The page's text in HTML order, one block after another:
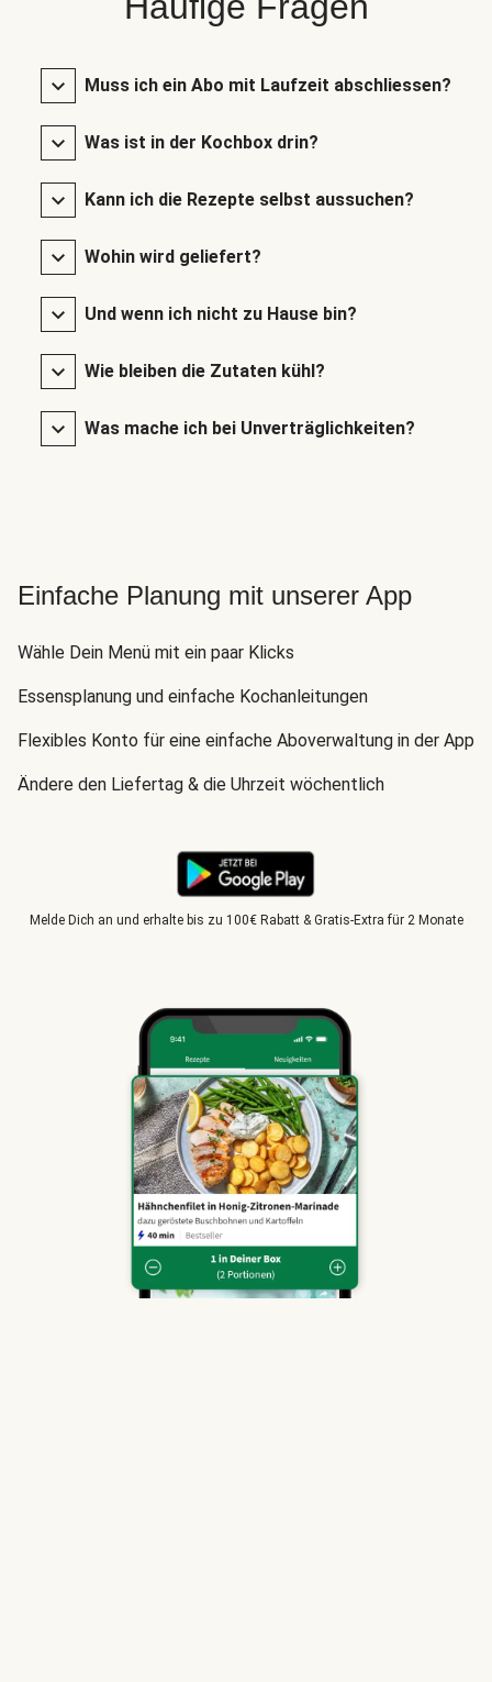
Muss ich ein Abo mit Laufzeit abschliessen?
Was ist in der Kochbox drin?
Kann ich die Rezepte selbst aussuchen?
Wohin wird geliefert?
Und wenn ich nicht zu Hause bin?
Wie bleiben die Zutaten kühl?
Was mache ich bei Unverträglichkeiten?
Einfache Planung mit unserer App
Wähle Dein Menü mit ein paar Klicks
Essensplanung und einfache Kochanleitungen
Flexibles Konto für eine einfache Aboverwaltung in der App
Ändere den Liefertag & die Uhrzeit wöchentlich
Melde Dich an und erhalte bis zu 100€ Rabatt & Gratis-Extra für 2 Monate